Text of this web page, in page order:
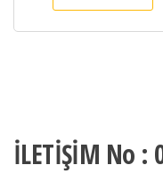
İLETİŞİM No :